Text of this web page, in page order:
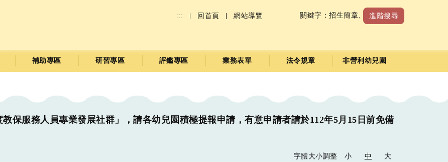
::: 回首頁 網站導覽 進階搜尋
關鍵字： 招生簡章、 收退費標準
補助專區 研習專區 評鑑專區 業務表單 法令規章 非營利幼兒園
教保服務人員專業發展社群」，請各幼兒園積極提報申請，有意申請者請於112年5月15日前免備
字體大小調整 小 中 大